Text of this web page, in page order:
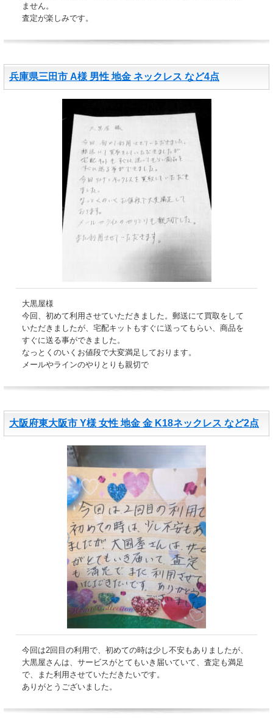
ません。
査定が楽しみです。
兵庫県三田市 A様 男性 地金 ネックレス など4点
大黒屋様
今回、初めて利用させていただきました。郵送にて買取をして
いただきましたが、宅配キットもすぐに送ってもらい、商品を
すぐに送る事ができました。
なっとくのいくお値段で大変満足しております。
メールやラインのやりとりも親切で
大阪府東大阪市 Y様 女性 地金 金 K18ネックレス など2点
今回は2回目の利用で、初めての時は少し不安もありましたが、
大黒屋さんは、サービスがとてもいき届いていて、査定も満足
で、また利用させていただきたいです。
ありがとうございました。